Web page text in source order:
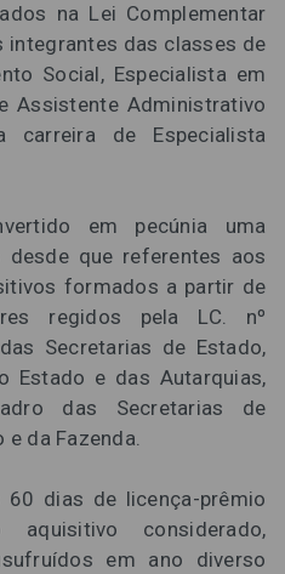
na Lei Complementar
integrantes das classes de
Social, Especialista em
Assistente Administrativo
de Especialista
em pecúnia uma
que referentes aos
formados a partir de
regidos pela LC. nº
Secretarias de Estado,
Estado e das Autarquias,
das Secretarias de
e da Fazenda.
dias de licença-prêmio
considerado,
em ano diverso